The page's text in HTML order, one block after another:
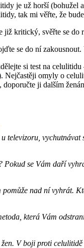
je už horší (bohužel
tak mi věřte, že
již kritický, svěřte se do
se do ní zakousnout.
si test na
Nejčastěji omyly o
doporučte ji dalším
televizoru,
Pokud se Vám daří
nad ní vyhrát.
která Vám
V boji proti celulitidě